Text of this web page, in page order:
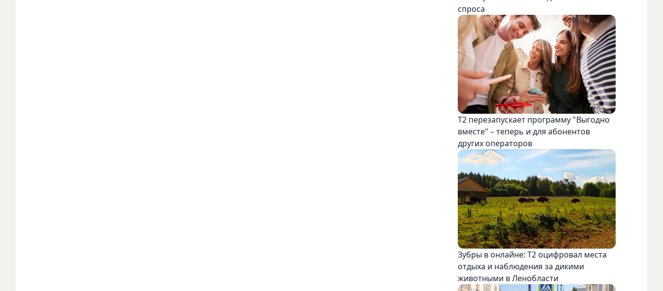
спроса
Т2 перезапускает программу "Выгодно
вместе" – теперь и для абонентов
других операторов
Зубры в онлайне: Т2 оцифровал места
отдыха и наблюдения за дикими
животными в Ленобласти